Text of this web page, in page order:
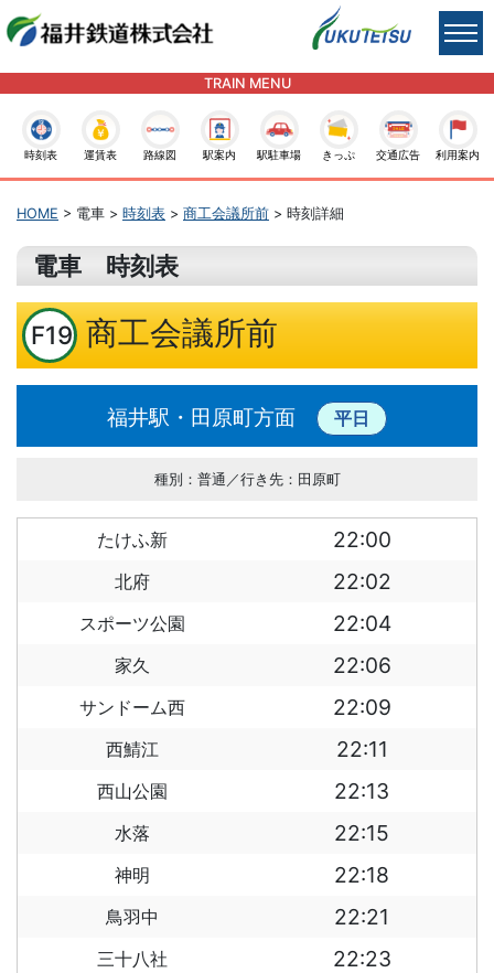
TRAIN MENU
時刻表 運賃表 路線図 駅案内 駅駐車場 きっぷ 交通広告 利用案内
HOME > 電車 > 時刻表 > 商工会議所前 > 時刻詳細
電車 時刻表
F19商工会議所前
福井駅・田原町方面 平日
種別：普通／行き先：田原町
たけふ新 22:00
北府 22:02
スポーツ公園 22:04
家久 22:06
サンドーム西 22:09
西鯖江 22:11
西山公園 22:13
水落 22:15
神明 22:18
鳥羽中 22:21
三十八社 22:23